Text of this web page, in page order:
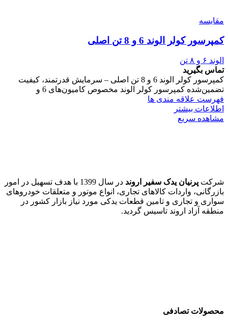
مقایسه
کمپرسور کولر الوند 6 و 8 تن اصلی
الوند ۶ و ۸ تن
تماس بگیرید
کمپرسور کولر الوند 6 و 8 تن اصلی – سرمایش قدرتمند، کیفیت
تضمین‌شده کمپرسور کولر الوند مخصوص کامیون‌های 6 و
فهرست علاقه مندی ها
اطلاعات بیشتر
مشاهده سریع
شرکت پرنیان یدک سفیر اروند
در سال 1399 با هدف تسهیل در امور
بازرگانی، واردات کالاهای تجاری، انواع موتور و متعلقات خودروهای
سواری و تجاری و تامین قطعات یدکی مورد نیاز بازار کشور در
منطقه آزاد اروند تاسیس گردید.
محصولات تصادفی